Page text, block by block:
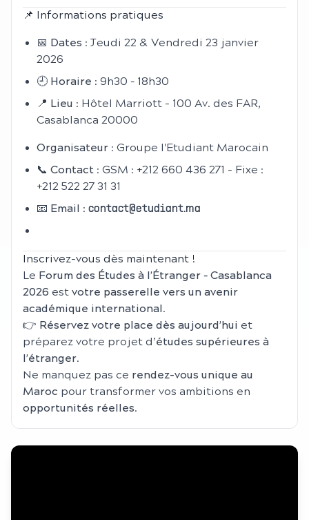
📌 Informations pratiques
📅 Dates : Jeudi 22 & Vendredi 23 janvier
2026
🕘 Horaire : 9h30 – 18h30
📍 Lieu : Hôtel Marriott - 100 Av. des FAR,
Casablanca 20000
Organisateur : Groupe l'Etudiant Marocain
📞 Contact : GSM : +212 660 436 271 - Fixe :
+212 522 27 31 31
📧 Email : contact@etudiant.ma
Inscrivez-vous dès maintenant !
Le Forum des Études à l’Étranger – Casablanca
2026 est votre passerelle vers un avenir
académique international.
👉 Réservez votre place dès aujourd’hui et
préparez votre projet d’études supérieures à
l’étranger.
Ne manquez pas ce rendez-vous unique au
Maroc pour transformer vos ambitions en
opportunités réelles.